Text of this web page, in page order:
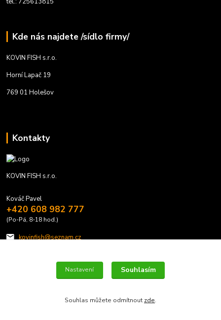
Kde nás najdete /sídlo firmy/
KOVIN FISH s.r.o.
Horní Lapač 19
769 01 Holešov
Kontakty
KOVIN FISH s.r.o.
Kováč Pavel
+420 608 982 777
(Po-Pá, 8-18 hod.)
kovinfish@seznam.cz
Nastavení Souhlasím
Souhlas můžete odmítnout zde.